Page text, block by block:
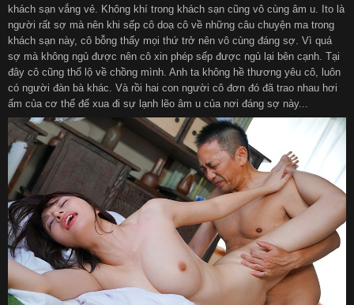
khách sạn vắng vẻ. Không khí trong khách sạn cũng vô cùng âm u. Ito là
người rất sợ mà nên khi sếp cô doạ cô về những câu chuyện ma trong
khách sạn này, cô bỗng thấy mọi thứ trở nên vô cùng đáng sợ. Vì quá
sợ mà không ngủ được nên cô xin phép sếp được ngủ lại bên cạnh. Tại
đây cô cũng thổ lộ về chồng mình. Anh ta không hề thương yêu cô, luôn
có người đàn bà khác. Và rồi hai con người cô đơn đó đã trao nhau hơi
ấm của cơ thể để xua đi sự lạnh lẽo âm u của nơi đáng sợ này...